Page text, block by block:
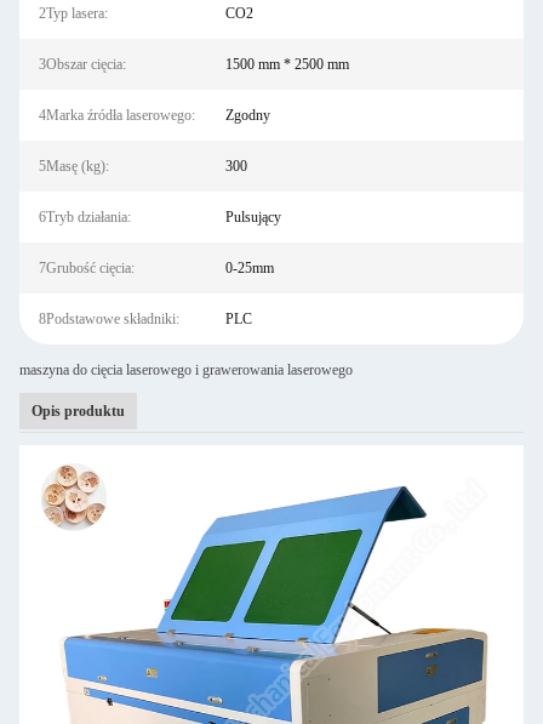
2Typ lasera: CO2
3Obszar cięcia: 1500 mm * 2500 mm
4Marka źródła laserowego: Zgodny
5Masę (kg): 300
6Tryb działania: Pulsujący
7Grubość cięcia: 0-25mm
8Podstawowe składniki: PLC
maszyna do cięcia laserowego i grawerowania laserowego
Opis produktu